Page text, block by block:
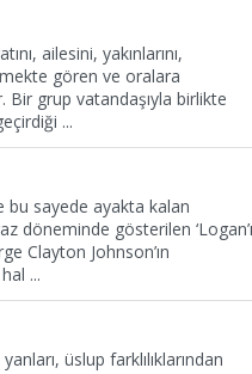
ailesini, yakınlarını,
gören ve oralara
Bir grup vatandaşıyla birlikte
...
bu sayede ayakta kalan
döneminde gösterilen
Clayton Johnson’ın
...
üslup farklılıklarından